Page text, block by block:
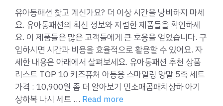
유아동패션 찾고 계신가요? 더 이상 시간을 낭비하지 마세
요. 유아동패션의 최신 정보와 저렴한 제품들을 확인하세
요. 이 제품들은 많은 고객들에게 큰 호응을 얻었습니다. 구
입하시면 시간과 비용을 효율적으로 활용할 수 있어요. 자
세한 내용은 아래에서 살펴보세요. 유아동패션 추천 상품
리스트 TOP 10 키즈퓨처 아동용 스마일링 양말 5족 세트
가격 : 10,900원 좀 더 알아보기 민소매곰패치상하 아기
상하복 나시 세트 … Read more